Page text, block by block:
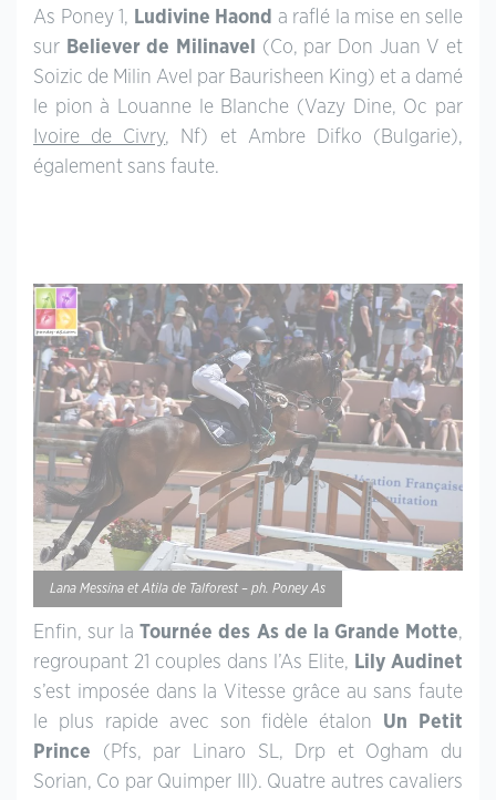
As Poney 1, Ludivine Haond a raflé la mise en selle
sur Believer de Milinavel
(Co, par Don Juan V et
Soizic de Milin Avel par Baurisheen King) et a damé
le pion à Louanne le Blanche (Vazy Dine, Oc par
Ivoire de Civry, Nf) et Ambre Difko (Bulgarie),
également sans faute.
Lana Messina et Atila de Talforest – ph. Poney As
Enfin, sur laTournée des As de la Grande Motte,
regroupant 21 couples dans l’As Elite, Lily Audinet
s’est imposée dans la Vitesse grâce au sans faute
le plus rapide avec son fidèle étalon Un Petit
Prince (Pfs, par Linaro SL, Drp et Ogham du
Sorian, Co par Quimper III). Quatre autres cavaliers